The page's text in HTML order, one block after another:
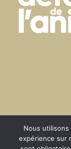
Nous
expérience sur